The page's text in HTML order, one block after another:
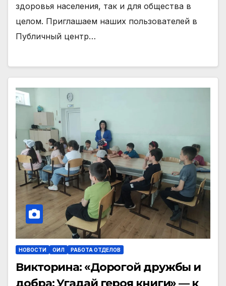
здоровья населения, так и для общества в
целом. Приглашаем наших пользователей в
Публичный центр…
НОВОСТИ ОИЛ РАБОТА ОТДЕЛОВ
Викторина: «Дорогой дружбы и
добра: Угадай героя книги» — к